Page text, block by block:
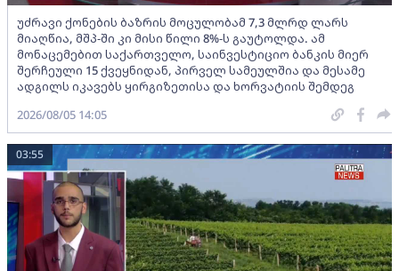
უძრავი ქონების ბაზრის მოცულობამ 7,3 მლრდ ლარს
მიაღწია, მშპ-ში კი მისი წილი 8%-ს გაუტოლდა. ამ
მონაცემებით საქართველო, საინვესტიციო ბანკის მიერ
შერჩეული 15 ქვეყნიდან, პირველ სამეულშია და მესამე
ადგილს იკავებს ყირგიზეთისა და ხორვატიის შემდეგ
2026/08/05 14:05
03:55